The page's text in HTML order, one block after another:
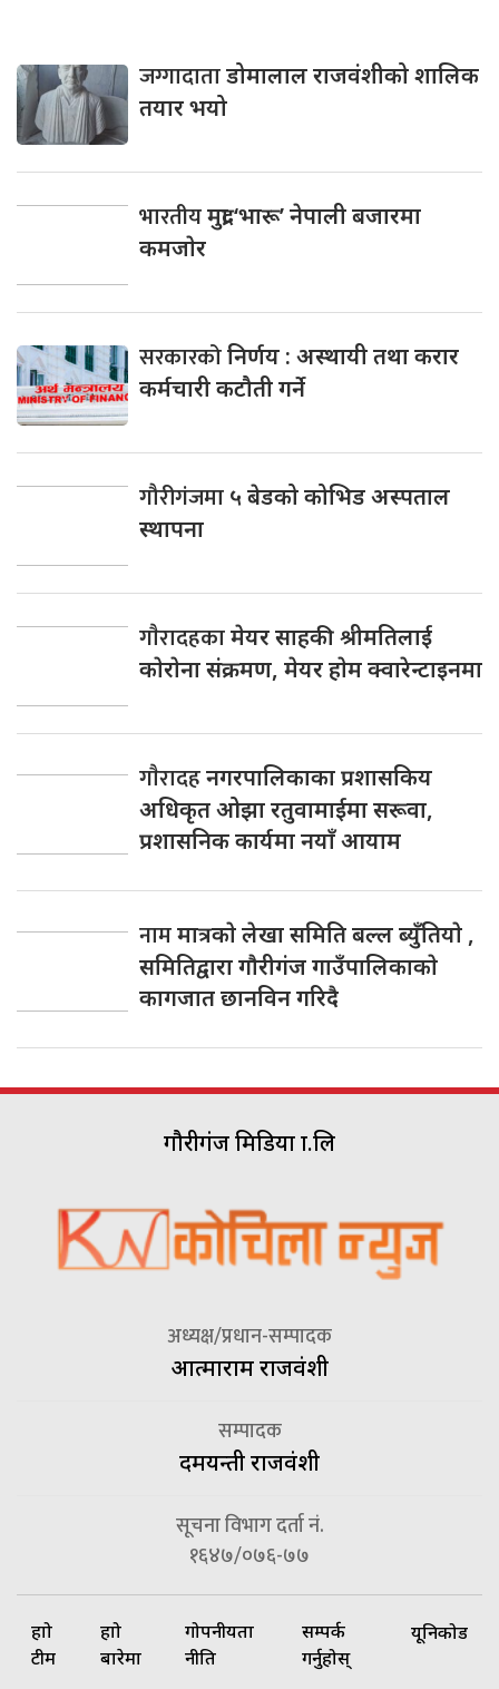
जग्गादाताडोमालाल राजवंशीको शालिक
तयार भयो
भारतीयमुद्रा ‘भारू’ नेपाली बजारमा
कमजाेर
सरकारकोनिर्णय : अस्थायी तथा करार
कर्मचारी कटौती गर्ने
गौरीगंजमा ५ बेडको कोभिड अस्पताल
स्थापना
गाैरादहकामेयर साहकी श्रीमतिलाई
काेराेना संक्रमण, मेयर हाेम क्वारेन्टाइनमा
गाैरादहनगरपालिकाका प्रशासकिय
अधिकृत ओझा रतुवामाईमा सरूवा,
प्रशासनिक कार्यमा नयाँ आयाम
नाममात्रकाे लेखा समिति बल्ल ब्युँतियाे ,
समितिद्वारा गाैरीगंज गाउँपालिकाकाे
कागजात छानविन गरिदै
गौरीगंज मिडिया प्रा.लि
अध्यक्ष/प्रधान-सम्पादक
आत्माराम राजवंशी
सम्पादक
दमयन्ती राजवंशी
सूचना विभाग दर्ता नं.
१६४७/०७६-७७
हाम्रो
टीम
हाम्रो
बारेमा
गोपनीयता
नीति
सम्पर्क
गर्नुहोस्
यूनिकोड